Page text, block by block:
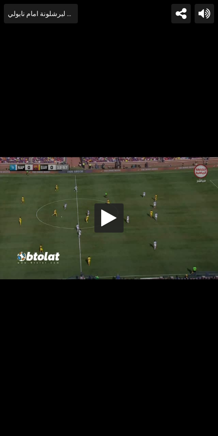
جريزمان يهدر هدف مؤكد لبرشلونة امام نابولي